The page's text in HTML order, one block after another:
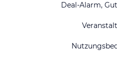
Deal-Alarm,